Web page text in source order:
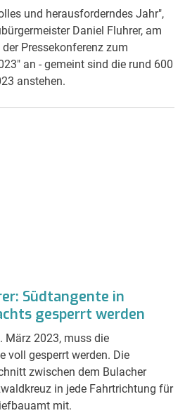
und herausforderndes Jahr",
Daniel Fluhrer, am
Pressekonferenz zum
an - gemeint sind die rund 600
anstehen.
Südtangente in
gesperrt werden
März 2023, muss die
voll gesperrt werden. Die
zwischen dem Bulacher
in jede Fahrtrichtung für
mit.